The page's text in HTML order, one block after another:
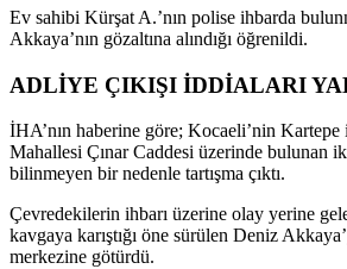
Ev sahibi Kürşat A.’nın polise ihbarda
Akkaya’nın gözaltına alındığı öğrenildi.
ADLİYE ÇIKIŞI İDDİALARI
İHA’nın haberine göre; Kocaeli’nin
Mahallesi Çınar Caddesi üzerinde bulunan
bilinmeyen bir nedenle tartışma çıktı.
Çevredekilerin ihbarı üzerine olay yerine
kavgaya karıştığı öne sürülen Deniz
merkezine götürdü.